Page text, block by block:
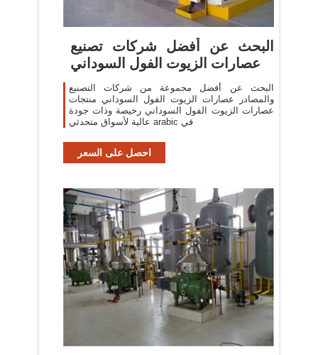
البحث عن أفضل شركات تصنيع
عصارات الزيوت الفول السوداني
البحث عن أفضل مجموعة من شركات التصنيع
والمصادر عصارات الزيوت الفول السوداني منتجات
عصارات الزيوت الفول السوداني رخيصة وذات جودة
عالية لأسواق متحدثي arabic في
احصل على السعر